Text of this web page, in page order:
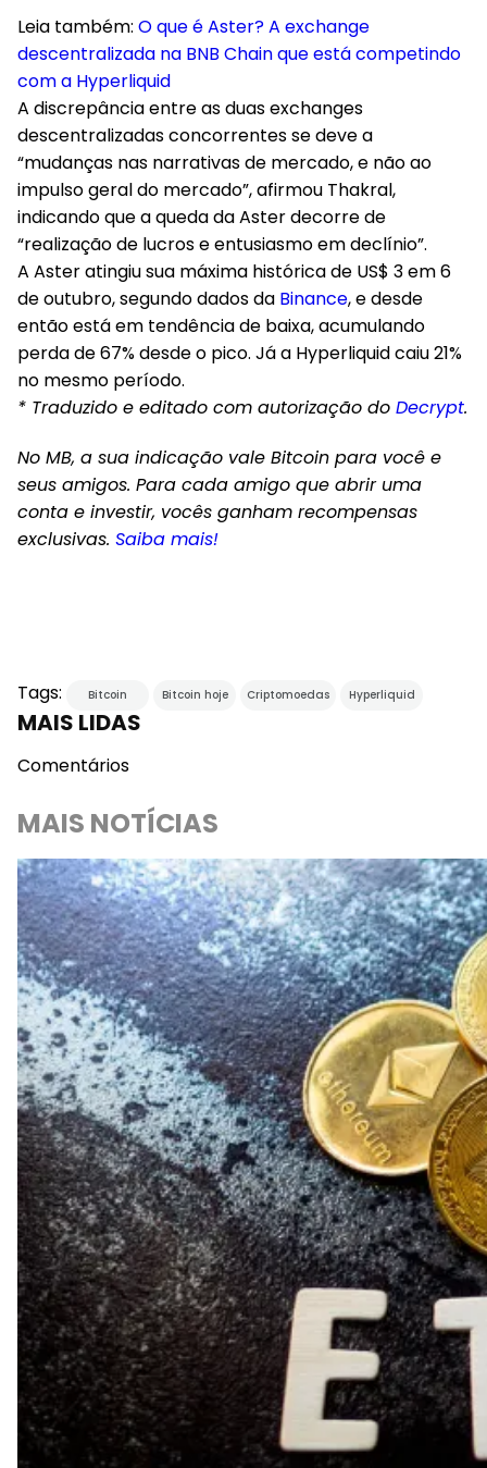
Leia também: O que é Aster? A exchange
descentralizada na BNB Chain que está competindo
com a Hyperliquid
A discrepância entre as duas exchanges
descentralizadas concorrentes se deve a
“mudanças nas narrativas de mercado, e não ao
impulso geral do mercado”, afirmou Thakral,
indicando que a queda da Aster decorre de
“realização de lucros e entusiasmo em declínio”.
A Aster atingiu sua máxima histórica de US$ 3 em 6
de outubro, segundo dados da Binance, e desde
então está em tendência de baixa, acumulando
perda de 67% desde o pico. Já a Hyperliquid caiu 21%
no mesmo período.
* Traduzido e editado com autorização do Decrypt.
No MB, a sua indicação vale Bitcoin para você e
seus amigos. Para cada amigo que abrir uma
conta e investir, vocês ganham recompensas
exclusivas. Saiba mais!
Tags: Bitcoin Bitcoin hoje Criptomoedas Hyperliquid
MAIS LIDAS
Comentários
MAIS NOTÍCIAS